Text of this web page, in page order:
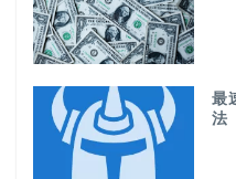
最
法